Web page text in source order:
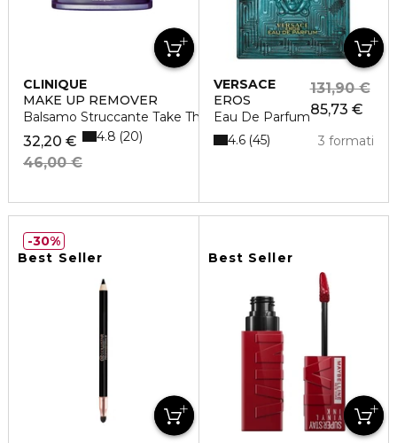
CLINIQUE
MAKE UP REMOVER
Balsamo Struccante Take The Day Off
32,20 €
46,00 €
4.8 20
VERSACE
EROS
Eau De Parfum85,73 €
131,90 €
3 formati
4.6 45
Best Seller
30%
Best Seller